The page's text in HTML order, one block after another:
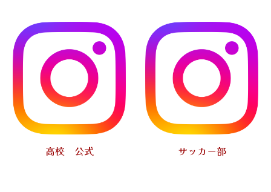
高校 公式 サッカー部